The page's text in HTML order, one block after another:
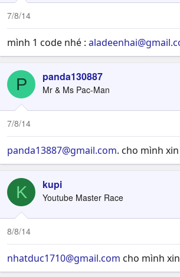
7/8/14
mình 1 code nhé :
P panda130887
Mr & Ms Pac-Man
7/8/14
panda13887@gmail.com. cho mình
K kupi
Youtube Master Race
8/8/14
nhatduc1710@gmail.com cho mình